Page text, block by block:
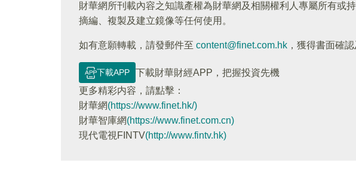
財華網所刊載內容之知識產權為財華網及相關權利人專屬所有或
摘編、複製及建立鏡像等任何使用。
如有意願轉載，請發郵件至 content@finet.com.hk ，獲得書面確
下載APP
下載財華財經APP，把握投資先機
更多精彩内容，請點擊：
財華網(https://www.finet.hk/)
財華智庫網(https://www.finet.com.cn)
現代電視FINTV(http://www.fintv.hk)